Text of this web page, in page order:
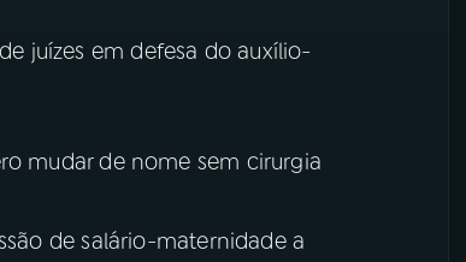
juízes em defesa do auxílio-
mudar de nome sem cirurgia
de salário-maternidade a